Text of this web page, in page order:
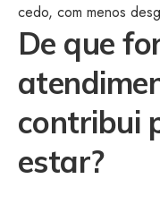
cedo, com menos
De que
contribui
estar?